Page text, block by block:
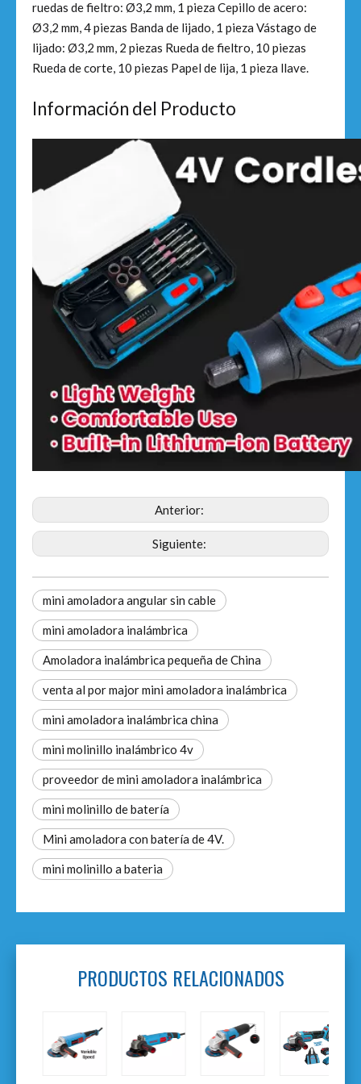
ruedas de fieltro: Ø3,2 mm, 1 pieza Cepillo de acero:
Ø3,2 mm, 4 piezas Banda de lijado, 1 pieza Vástago de
lijado: Ø3,2 mm, 2 piezas Rueda de fieltro, 10 piezas
Rueda de corte, 10 piezas Papel de lija, 1 pieza llave.
Información del Producto
Anterior:
Siguiente:
mini amoladora angular sin cable
mini amoladora inalámbrica
Amoladora inalámbrica pequeña de China
venta al por major mini amoladora inalámbrica
mini amoladora inalámbrica china
mini molinillo inalámbrico 4v
proveedor de mini amoladora inalámbrica
mini molinillo de batería
Mini amoladora con batería de 4V.
mini molinillo a bateria
PRODUCTOS RELACIONADOS